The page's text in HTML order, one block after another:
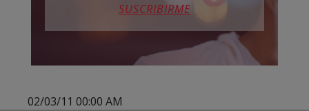
SUSCRIBIRME
02/03/11 00:00 AM